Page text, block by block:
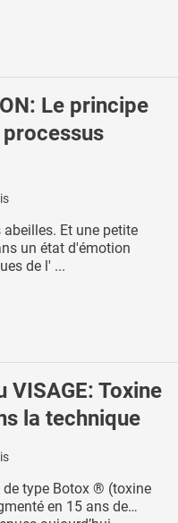
Le principe
Et une petite
un état d'émotion
de l' ...
VISAGE: Toxine
la technique
type Botox ® (toxine
en 15 ans de…